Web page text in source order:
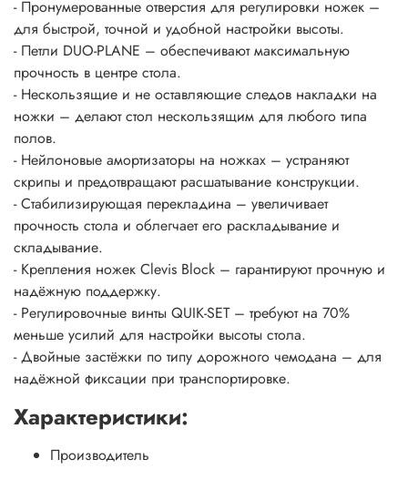
- Пронумерованные отверстия для регулировки ножек –
для быстрой, точной и удобной настройки высоты.
- Петли DUO-PLANE – обеспечивают максимальную
прочность в центре стола.
- Нескользящие и не оставляющие следов накладки на
ножки – делают стол нескользящим для любого типа
полов.
- Нейлоновые амортизаторы на ножках – устраняют
скрипы и предотвращают расшатывание конструкции.
- Стабилизирующая перекладина – увеличивает
прочность стола и облегчает его раскладывание и
складывание.
- Крепления ножек Clevis Block – гарантируют прочную и
надёжную поддержку.
- Регулировочные винты QUIK-SET – требуют на 70%
меньше усилий для настройки высоты стола.
- Двойные застёжки по типу дорожного чемодана – для
надёжной фиксации при транспортировке.
Характеристики:
Производитель